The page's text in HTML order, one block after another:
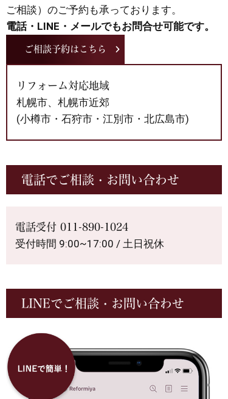
ご相談）のご予約も承っております。
電話・LINE・メールでもお問合せ可能です。
ご相談予約はこちら
リフォーム対応地域
札幌市、札幌市近郊
(小樽市・石狩市・江別市・北広島市)
電話でご相談・お問い合わせ
電話受付 011-890-1024
受付時間 9:00~17:00 / 土日祝休
LINEでご相談・お問い合わせ